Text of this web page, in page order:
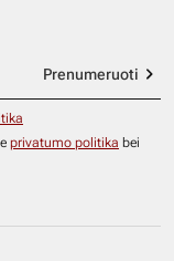
Prenumeruoti
privatumo politika bei